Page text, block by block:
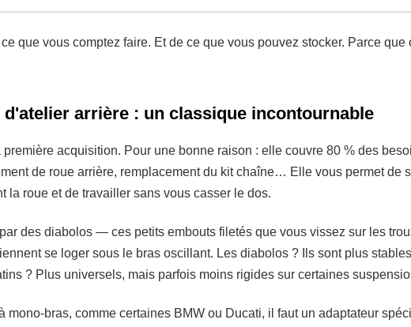
que vous comptez faire. Et de ce que vous pouvez stocker. Parce
d'atelier arrière : un classique incontournable
acquisition. Pour une bonne raison : elle couvre 80 % des
de roue arrière, remplacement du kit chaîne… Elle vous permet de
la roue et de travailler sans vous casser le dos.
des diabolos — ces petits embouts filetés que vous vissez sur les
se loger sous le bras oscillant. Les diabolos ? Ils sont plus
? Plus universels, mais parfois moins rigides sur certaines
mono-bras, comme certaines BMW ou Ducati, il faut un adaptateur